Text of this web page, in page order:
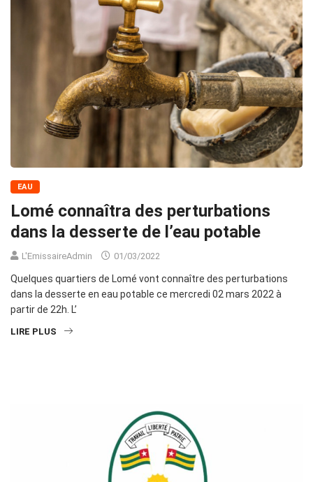
EAU
Lomé connaîtra des perturbations
dans la desserte de l’eau potable
L'EmissaireAdmin 01/03/2022
Quelques quartiers de Lomé vont connaître des perturbations
dans la desserte en eau potable ce mercredi 02 mars 2022 à
partir de 22h. L’
LIRE PLUS